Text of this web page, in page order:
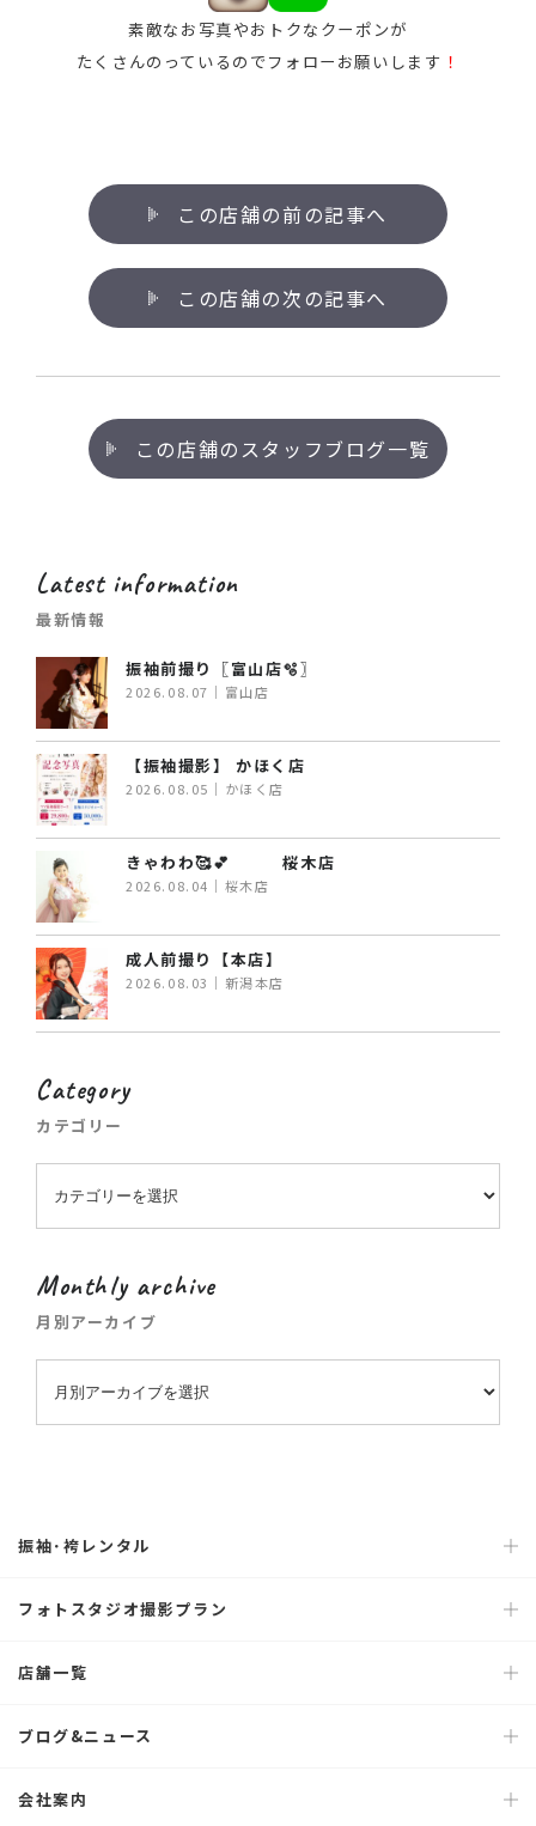
素敵なお写真やおトクなクーポンが
たくさんのっているのでフォローお願いします ！
この店舗の前の記事へ
この店舗の次の記事へ
この店舗のスタッフブログ一覧
Latest information
最新情報
振袖前撮り〖富山店🫧〗
2026.08.07｜富山店
【振袖撮影】 かほく店
2026.08.05｜かほく店
きゃわわ🥰💕 桜木店
2026.08.04｜桜木店
成人前撮り【本店】
2026.08.03｜新潟本店
Category
カテゴリー
Monthly archive
月別アーカイブ
振袖･袴レンタル
フォトスタジオ撮影プラン
店舗一覧
ブログ&ニュース
会社案内